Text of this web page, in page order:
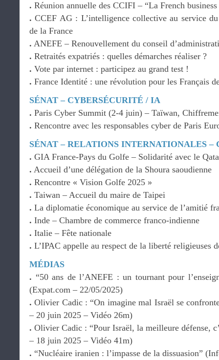
. Réunion annuelle des CCIFI – “La French
. CCEF AG : L’intelligence collective au service
de la France
. ANEFE – Renouvellement du conseil
. Retraités expatriés : quelles démarches réaliser ?
. Vote par internet : participez au grand test !
. France Identité : une révolution pour les Français
SÉNAT – CYBERSÉCURITÉ / IA
. Paris Cyber Summit (2-4 juin) – Taïwan,
. Rencontre avec les responsables cyber de Paris
SÉNAT – RELATIONS INTERNATIONALES –
. GIA France-Pays du Golfe – Solidarité avec le
. Accueil d’une délégation de la Shoura saoudienne
. Rencontre « Vision Golfe 2025 »
. Taiwan – Accueil du maire de Taipei
. La diplomatie économique au service de l’amitié
. Inde – Chambre de commerce franco-indienne
. Italie – Fête nationale
. L’IPAC appelle au respect de la liberté religieuses
MÉDIAS
. “50 ans de l’ANEFE : un tournant pour
(Expat.com – 22/05/2025)
. Olivier Cadic : “On imagine mal Israël se
– 20 juin 2025 – Vidéo 26m)
. Olivier Cadic : “Pour Israël, la meilleure défense,
– 18 juin 2025 – Vidéo 41m)
. “Nucléaire iranien : l’impasse de la dissuasion”